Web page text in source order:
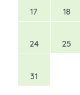
17 18
24 25
31